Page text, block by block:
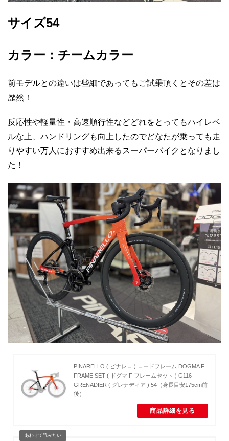
サイズ54
カラー：チームカラー
前モデルとの違いは些細であってもご試乗頂くとその差は
歴然！
反応性や軽量性・高速順行性などどれをとってもハイレベ
ルな上、ハンドリングも向上したのでどなたが乗っても走
りやすい万人におすすめ出来るスーパーバイクとなりまし
た！
PINARELLO ( ピナレロ ) ロードフレーム DOGMA F
FRAME SET ( ドグマ F フレームセット ) G116
GRENADIER ( グレナディア ) 54（身長目安175cm前
後）
商品詳細を見る